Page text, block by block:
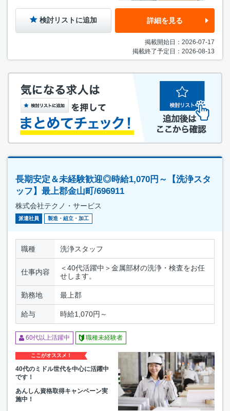
検討リストに追加 詳細を見る
掲載開始日：2026-07-17
掲載終了予定日：2026-08-13
長期安定＆未経験歓迎◎時給1,070円～【洗浄スタ
ッフ】最上郡金山町/696911
株式会社テクノ・サービス
派遣社員 製造・組立・加工
職種 洗浄スタッフ
仕事内容
＜40代活躍中＞金属部材の洗浄・検査をお任
せします。
勤務地 最上郡
給与 時給1,070円～
60代以上活躍中 職種未経験者
ここがオススメ！
40代のミドル世代を中心に活躍中
です！
あんしん資格取得キャンペーン実
施中！